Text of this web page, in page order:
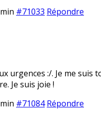
#71033 Répondre
urgences :/. Je me
Je suis joie !
#71084 Répondre